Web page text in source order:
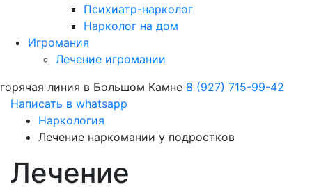
Психиатр-нарколог
Нарколог на дом
Игромания
Лечение игромании
горячая линия в Большом Камне 8 (927) 715-99-42
Написать в whatsapp
Наркология
Лечение наркомании у подростков
Лечение